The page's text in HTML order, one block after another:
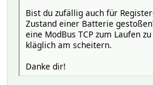
Bist du zufällig auch für
Zustand einer Batterie
eine ModBus TCP zum Laufen
kläglich am scheitern.
Danke dir!